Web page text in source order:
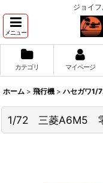
ジョイ
メニュー
カテゴリ マイページ
ホーム > 飛行機 > ハセガワ1/
1/72 三菱A6M5